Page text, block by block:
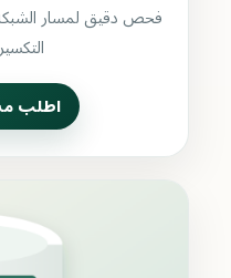
فحص دقيق لمسار
اطلب